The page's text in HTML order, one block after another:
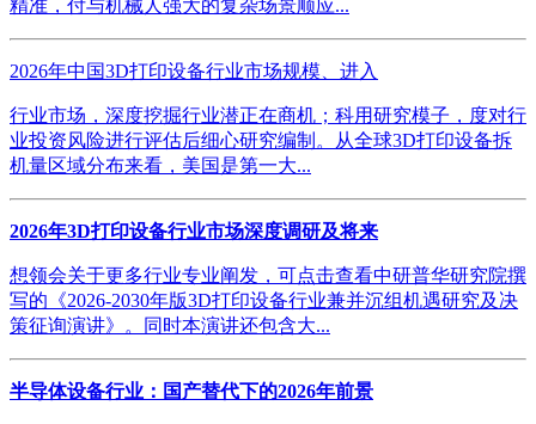
精准，付与机械人强大的复杂场景顺应...
2026年中国3D打印设备行业市场规模、进入
行业市场，深度挖掘行业潜正在商机；科用研究模子，度对行
业投资风险进行评估后细心研究编制。从全球3D打印设备拆
机量区域分布来看，美国是第一大...
2026年3D打印设备行业市场深度调研及将来
想领会关于更多行业专业阐发，可点击查看中研普华研究院撰
写的《2026-2030年版3D打印设备行业兼并沉组机遇研究及决
策征询演讲》。同时本演讲还包含大...
半导体设备行业：国产替代下的2026年前景